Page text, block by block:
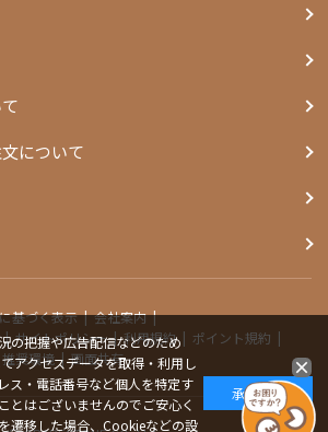
について
基づく表示
会社案内
サイトポリシー 利用規約
ポイント規約
推奨環境 画面共有
の把握や広告配信などのため
アクセスデータを取得・利用し
ス・電話番号など個人を特定す
とはございませんのでご安心く
遷移した場合、Cookieなどの設
承諾する